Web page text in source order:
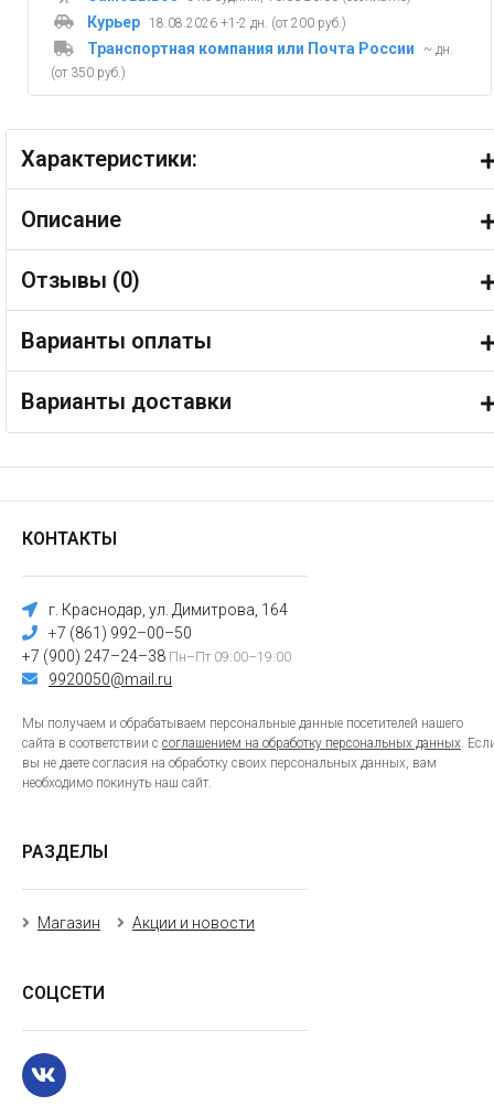
Курьер 18.08.2026 +1-2 дн. (от 200 руб.)
Транспортная компания или Почта России
~ дн.
(от 350 руб.)
Характеристики:
Описание
Отзывы (0)
Варианты оплаты
Варианты доставки
КОНТАКТЫ
г. Краснодар, ул. Димитрова, 164
+7 (861) 992–00–50
+7 (900) 247–24–38 Пн–Пт 09:00–19:00
9920050@mail.ru
Мы получаем и обрабатываем персональные данные посетителей нашего
сайта в соответствии с соглашением на обработку персональных данных.
вы не даете согласия на обработку своих персональных данных, вам
необходимо покинуть наш сайт.
РАЗДЕЛЫ
Магазин Акции и новости
СОЦСЕТИ